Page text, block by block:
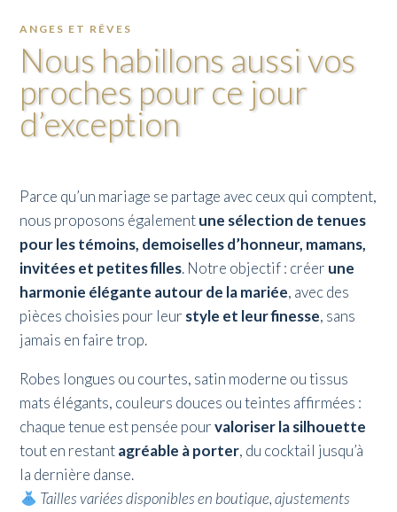
ANGES ET RÊVES
Nous habillons aussi vos
proches pour ce jour
d’exception
Parce qu’un mariage se partage avec ceux qui comptent,
nous proposons égalementune sélection de tenues
pour les témoins, demoiselles d’honneur, mamans,
invitées et petites filles. Notre objectif : créer une
harmonie élégante autour de la mariée, avec des
pièces choisies pour leur style et leur finesse, sans
jamais en faire trop.
Robes longues ou courtes, satin moderne ou tissus
mats élégants, couleurs douces ou teintes affirmées :
chaque tenue est pensée pourvaloriser la silhouette
tout en restantagréable à porter, du cocktail jusqu’à
la dernière danse.
Tailles variées disponibles en boutique, ajustements